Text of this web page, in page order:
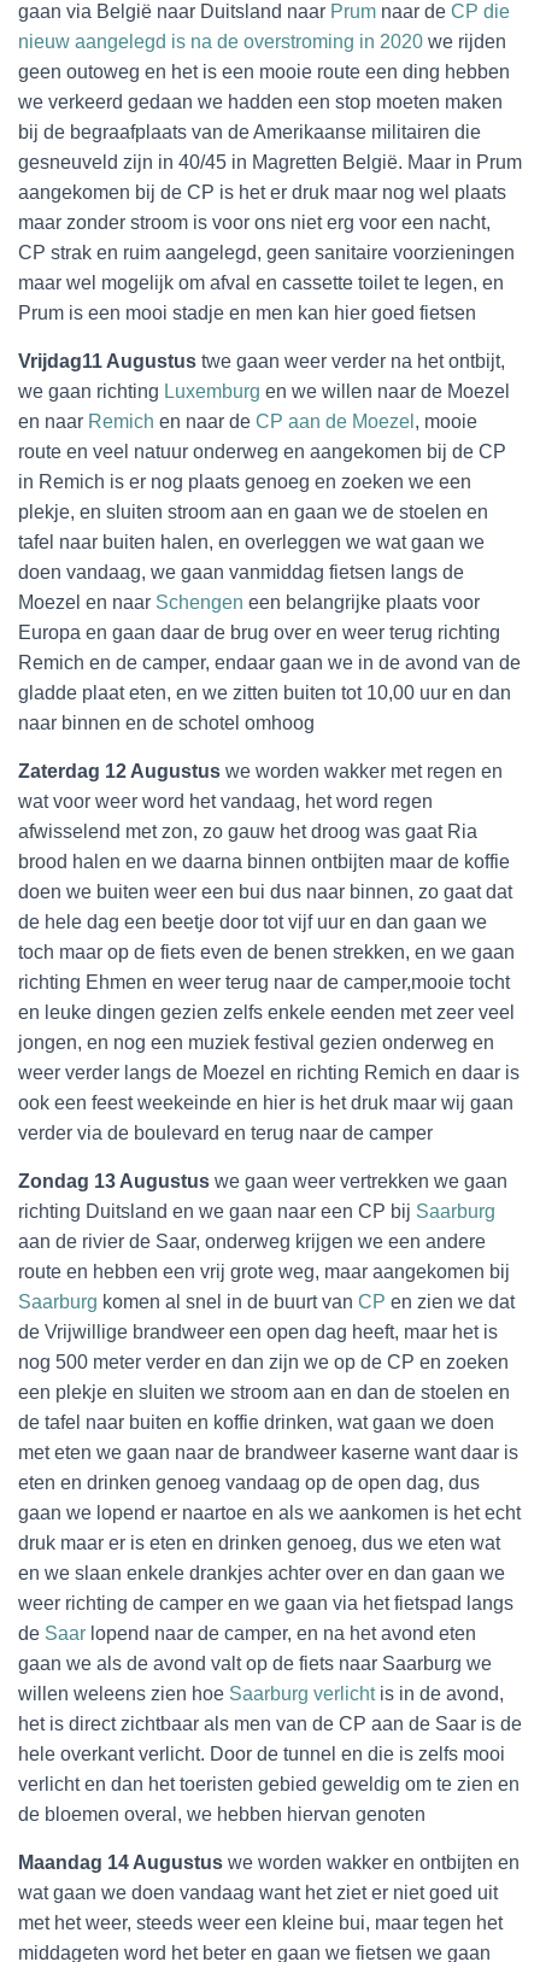
gaan via België naar Duitsland naar Prum naar de CP die
nieuw aangelegd is na de overstroming in 2020 we rijden
geen outoweg en het is een mooie route een ding hebben
we verkeerd gedaan we hadden een stop moeten maken
bij de begraafplaats van de Amerikaanse militairen die
gesneuveld zijn in 40/45 in Magretten België. Maar in Prum
aangekomen bij de CP is het er druk maar nog wel plaats
maar zonder stroom is voor ons niet erg voor een nacht,
CP strak en ruim aangelegd, geen sanitaire voorzieningen
maar wel mogelijk om afval en cassette toilet te legen, en
Prum is een mooi stadje en men kan hier goed fietsen
Vrijdag11 Augustus twe gaan weer verder na het ontbijt,
we gaan richting Luxemburg en we willen naar de Moezel
en naar Remich en naar de CP aan de Moezel , mooie
route en veel natuur onderweg en aangekomen bij de CP
in Remich is er nog plaats genoeg en zoeken we een
plekje, en sluiten stroom aan en gaan we de stoelen en
tafel naar buiten halen, en overleggen we wat gaan we
doen vandaag, we gaan vanmiddag fietsen langs de
Moezel en naar Schengen een belangrijke plaats voor
Europa en gaan daar de brug over en weer terug richting
Remich en de camper, endaar gaan we in de avond van de
gladde plaat eten, en we zitten buiten tot 10,00 uur en dan
naar binnen en de schotel omhoog
Zaterdag 12 Augustus we worden wakker met regen en
wat voor weer word het vandaag, het word regen
afwisselend met zon, zo gauw het droog was gaat Ria
brood halen en we daarna binnen ontbijten maar de koffie
doen we buiten weer een bui dus naar binnen, zo gaat dat
de hele dag een beetje door tot vijf uur en dan gaan we
toch maar op de fiets even de benen strekken, en we gaan
richting Ehmen en weer terug naar de camper,mooie tocht
en leuke dingen gezien zelfs enkele eenden met zeer veel
jongen, en nog een muziek festival gezien onderweg en
weer verder langs de Moezel en richting Remich en daar is
ook een feest weekeinde en hier is het druk maar wij gaan
verder via de boulevard en terug naar de camper
Zondag 13 Augustus we gaan weer vertrekken we gaan
richting Duitsland en we gaan naar een CP bij Saarburg
aan de rivier de Saar, onderweg krijgen we een andere
route en hebben een vrij grote weg, maar aangekomen bij
Saarburg komen al snel in de buurt van CP en zien we dat
de Vrijwillige brandweer een open dag heeft, maar het is
nog 500 meter verder en dan zijn we op de CP en zoeken
een plekje en sluiten we stroom aan en dan de stoelen en
de tafel naar buiten en koffie drinken, wat gaan we doen
met eten we gaan naar de brandweer kaserne want daar is
eten en drinken genoeg vandaag op de open dag, dus
gaan we lopend er naartoe en als we aankomen is het echt
druk maar er is eten en drinken genoeg, dus we eten wat
en we slaan enkele drankjes achter over en dan gaan we
weer richting de camper en we gaan via het fietspad langs
de Saar lopend naar de camper, en na het avond eten
gaan we als de avond valt op de fiets naar Saarburg we
willen weleens zien hoe Saarburg verlichtis in de avond,
het is direct zichtbaar als men van de CP aan de Saar is de
hele overkant verlicht. Door de tunnel en die is zelfs mooi
verlicht en dan het toeristen gebied geweldig om te zien en
de bloemen overal, we hebben hiervan genoten
Maandag 14 Augustus we worden wakker en ontbijten en
wat gaan we doen vandaag want het ziet er niet goed uit
met het weer, steeds weer een kleine bui, maar tegen het
middageten word het beter en gaan we fietsen we gaan